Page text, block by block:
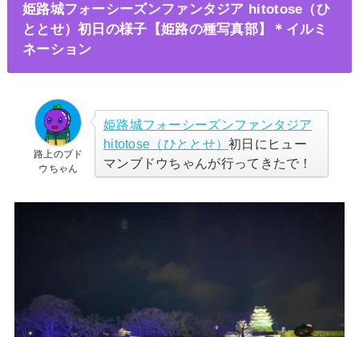
姫路城フォーシーズンファンタジア hitotose（ひ
ととせ）初日の様子【姫路の種写真部】＊イルミ
ネーション
路上のブド
ウちゃん
姫路城フォーシーズンファンタジア
hitotose（ひととせ）初日にヒュー
マンブドウちゃんが行ってきたで！